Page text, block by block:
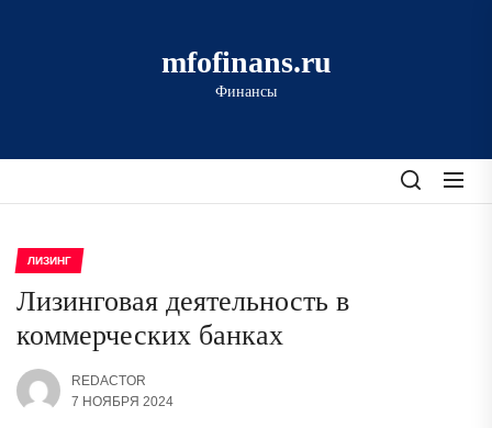
mfofinans.ru
Финансы
ЛИЗИНГ
Лизинговая деятельность в
коммерческих банках
REDACTOR
7 НОЯБРЯ 2024